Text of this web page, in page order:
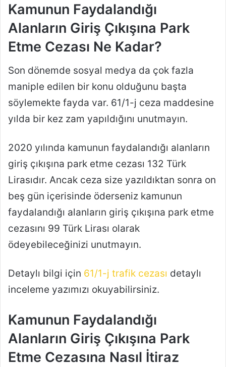
Kamunun Faydalandığı
Alanların Giriş Çıkışına Park
Etme Cezası Ne Kadar?
Son dönemde sosyal medya da çok fazla
maniple edilen bir konu olduğunu başta
söylemekte fayda var. 61/1-j ceza maddesine
yılda bir kez zam yapıldığını unutmayın.
2020 yılında kamunun faydalandığı alanların
giriş çıkışına park etme cezası 132 Türk
Lirasıdır. Ancak ceza size yazıldıktan sonra on
beş gün içerisinde öderseniz kamunun
faydalandığı alanların giriş çıkışına park etme
cezasını 99 Türk Lirası olarak
ödeyebileceğinizi unutmayın.
Detaylı bilgi için 61/1-j trafik cezası detaylı
inceleme yazımızı okuyabilirsiniz.
Kamunun Faydalandığı
Alanların Giriş Çıkışına Park
Etme Cezasına Nasıl İtiraz